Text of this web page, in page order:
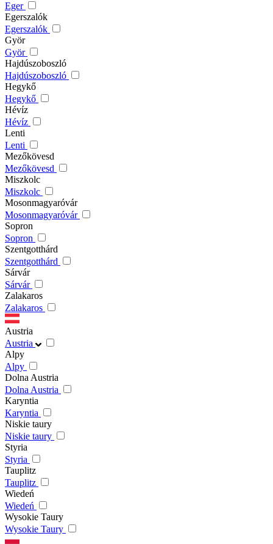
Eger
Egerszalók
Egerszalók
Györ
Györ
Hajdúszoboszló
Hajdúszoboszló
Hegykő
Hegykő
Hévíz
Hévíz
Lenti
Lenti
Mezőkövesd
Mezőkövesd
Miszkolc
Miszkolc
Mosonmagyaróvár
Mosonmagyaróvár
Sopron
Sopron
Szentgotthárd
Szentgotthárd
Sárvár
Sárvár
Zalakaros
Zalakaros
Austria
Austria
Alpy
Alpy
Dolna Austria
Dolna Austria
Karyntia
Karyntia
Niskie taury
Niskie taury
Styria
Styria
Tauplitz
Tauplitz
Wiedeń
Wiedeń
Wysokie Taury
Wysokie Taury